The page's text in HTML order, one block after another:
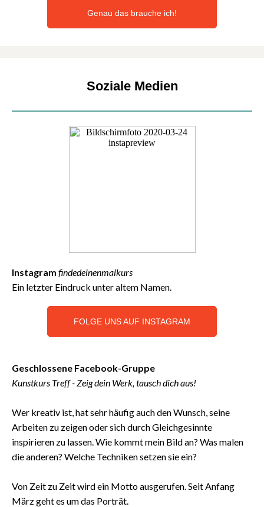
Genau das brauche ich!
Soziale Medien
Instagram findedeinenmalkurs
Ein letzter Eindruck unter altem Namen.
FOLGE UNS AUF INSTAGRAM
Geschlossene Facebook-Gruppe
Kunstkurs Treff - Zeig dein Werk, tausch dich aus!
Wer kreativ ist, hat sehr häufig auch den Wunsch, seine
Arbeiten zu zeigen oder sich durch Gleichgesinnte
inspirieren zu lassen. Wie kommt mein Bild an? Was malen
die anderen? Welche Techniken setzen sie ein?
Von Zeit zu Zeit wird ein Motto ausgerufen. Seit Anfang
März geht es um das Porträt.